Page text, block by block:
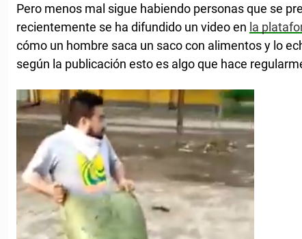
Pero menos mal sigue habiendo personas que se
recientemente se ha difundido un video en la
cómo un hombre saca un saco con alimentos y lo
según la publicación esto es algo que hace